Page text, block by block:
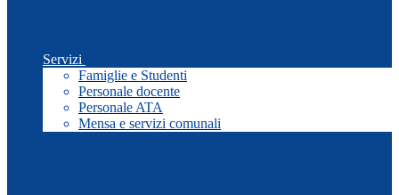
Servizi
Famiglie e Studenti
Personale docente
Personale ATA
Mensa e servizi comunali